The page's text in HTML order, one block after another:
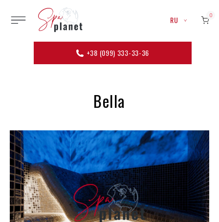
+38 (099) 333-33-36
RU 0
Bella